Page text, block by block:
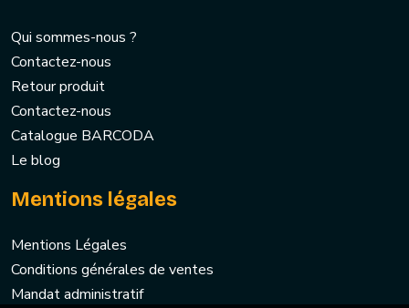
Qui sommes-nous ?
Contactez-nous
Retour produit
Contactez-nous
Catalogue BARCODA
Le blog
Mentions légales
Mentions Légales
Conditions générales de ventes
Mandat administratif